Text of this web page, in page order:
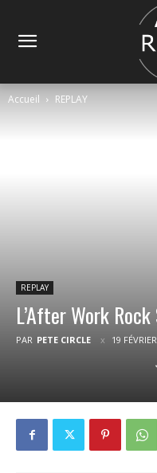
Accueil REPLAY
REPLAY
L’After Work
PAR PETE CIRCLE 19